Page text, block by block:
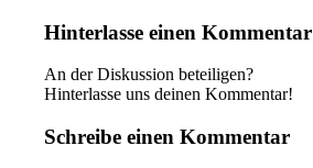
Hinterlasse einen Kommentar
An der Diskussion beteiligen?
Hinterlasse uns deinen Kommentar!
Schreibe einen Kommentar